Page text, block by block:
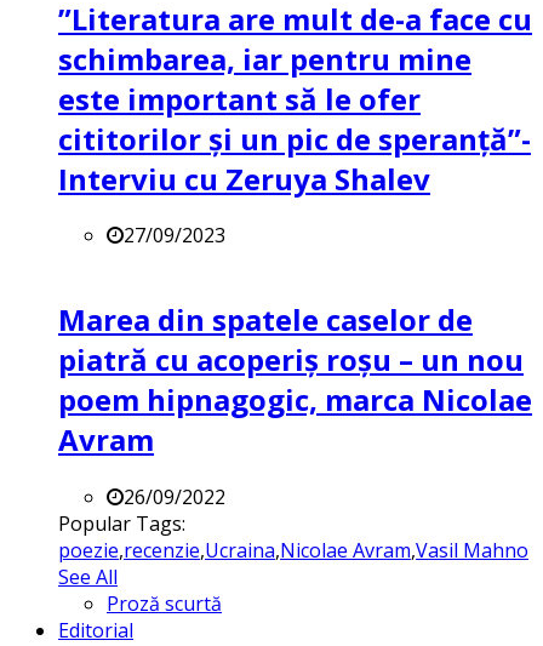
”Literatura are mult de-a face cu
schimbarea, iar pentru mine
este important să le ofer
cititorilor și un pic de speranță”-
Interviu cu Zeruya Shalev
27/09/2023
Marea din spatele caselor de
piatră cu acoperiș roșu – un nou
poem hipnagogic, marca Nicolae
Avram
26/09/2022
Popular Tags:
poezie,recenzie,Ucraina,Nicolae Avram,Vasil Mahno
See All
Proză scurtă
Editorial